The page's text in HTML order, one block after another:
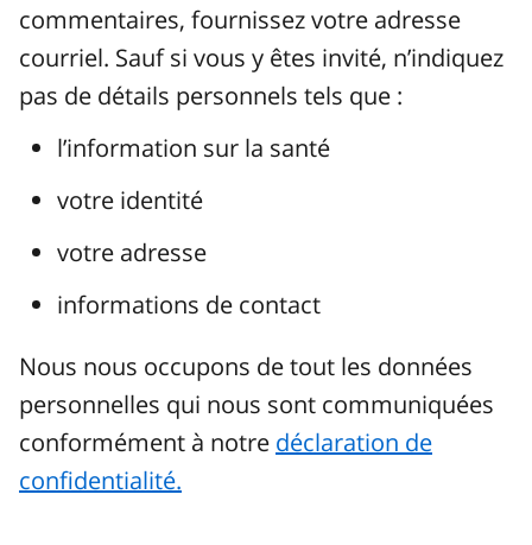
commentaires, fournissez votre adresse
courriel. Sauf si vous y êtes invité, n’indiquez
pas de détails personnels tels que :
l’information sur la santé
votre identité
votre adresse
informations de contact
Nous nous occupons de tout les données
personnelles qui nous sont communiquées
conformément à notre déclaration de
confidentialité.